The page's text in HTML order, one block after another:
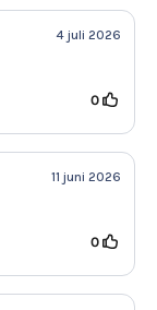
4 juli 2026
0
11 juni 2026
0